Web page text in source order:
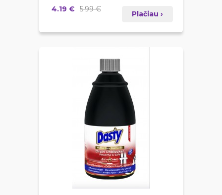
4.19 € 5.99 €
Plačiau ›